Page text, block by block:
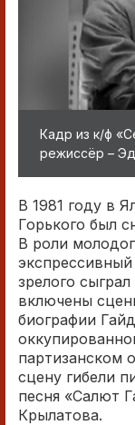
Кадр из к/ф
режиссёр –
В 1981 году в
Горького был
В роли
зрелого
включены
биографии
партизанском
сцену гибели
песня «Салют
Крылатова.